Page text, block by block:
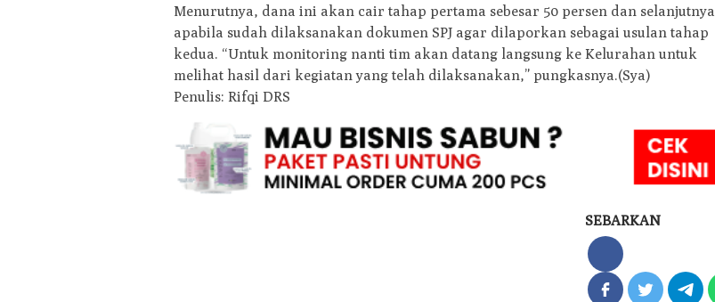
Menurutnya, dana ini akan cair tahap pertama sebesar 50 persen dan selanjutnya
apabila sudah dilaksanakan dokumen SPJ agar dilaporkan sebagai usulan tahap
kedua. “Untuk monitoring nanti tim akan datang langsung ke Kelurahan untuk
melihat hasil dari kegiatan yang telah dilaksanakan,” pungkasnya.(Sya)
Penulis: Rifqi DRS
SEBARKAN